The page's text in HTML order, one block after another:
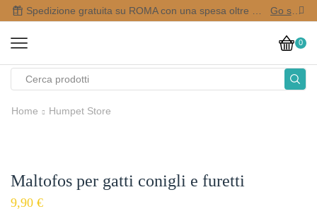
Go shop
0
Home Humpet Store
Maltofos per gatti conigli e furetti
9,90 €